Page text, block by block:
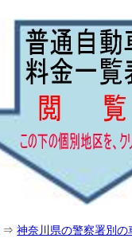
⇒神奈川県の警察署別